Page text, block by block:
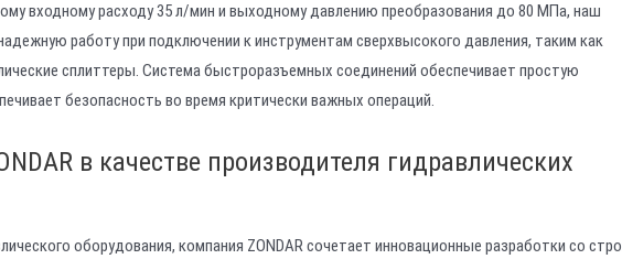
входному расходу 35 л/мин и выходному давлению преобразования до 80 МПа, наш
работу при подключении к инструментам сверхвысокого давления, таким как
сплиттеры. Система быстроразъемных соединений обеспечивает простую
безопасность во время критически важных операций.
в качестве производителя гидравлических
оборудования, компания ZONDAR сочетает инновационные разработки со